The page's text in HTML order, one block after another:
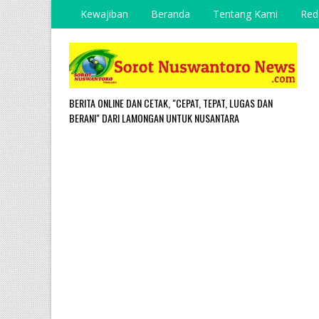
Kewajiban Beranda Tentang Kami
BERITA ONLINE DAN CETAK, "CEPAT, TEPAT, LUGAS DAN
BERANI" DARI LAMONGAN UNTUK NUSANTARA